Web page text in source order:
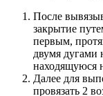
После
закрытие
первым,
двумя дугами
находящуюся
Далее для
провязать 2